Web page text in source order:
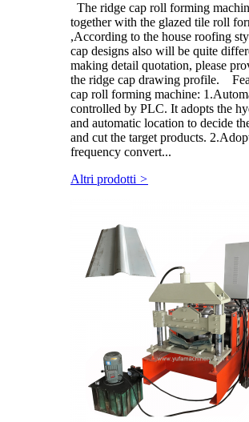
The ridge cap roll forming
together with the glazed tile roll
,According to the house roofing
cap designs also will be quite
making detail quotation, please
the ridge cap drawing profile.
cap roll forming machine:
controlled by PLC. It adopts the
and automatic location to decide
and cut the target products.
frequency convert...
Altri prodotti >